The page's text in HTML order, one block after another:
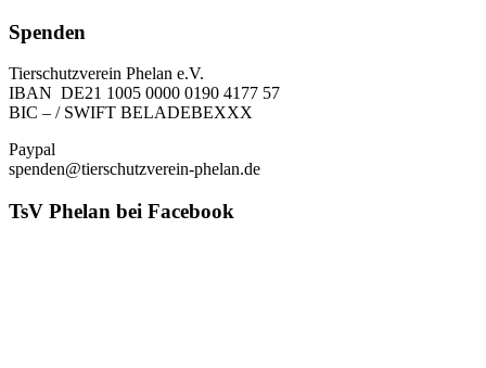
Spenden
Tierschutzverein Phelan e.V.
IBAN DE21 1005 0000 0190 4177 57
BIC – / SWIFT BELADEBEXXX
Paypal
spenden@tierschutzverein-phelan.de
TsV Phelan bei Facebook